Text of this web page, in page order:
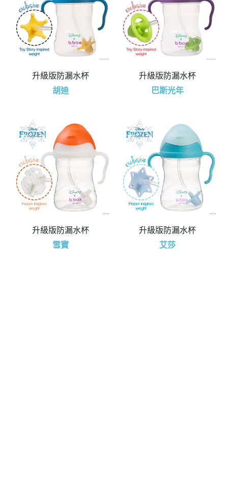
升級版防漏水杯
胡迪
升級版防漏水杯
巴斯光年
升級版防漏水杯
雪寶
升級版防漏水杯
艾莎